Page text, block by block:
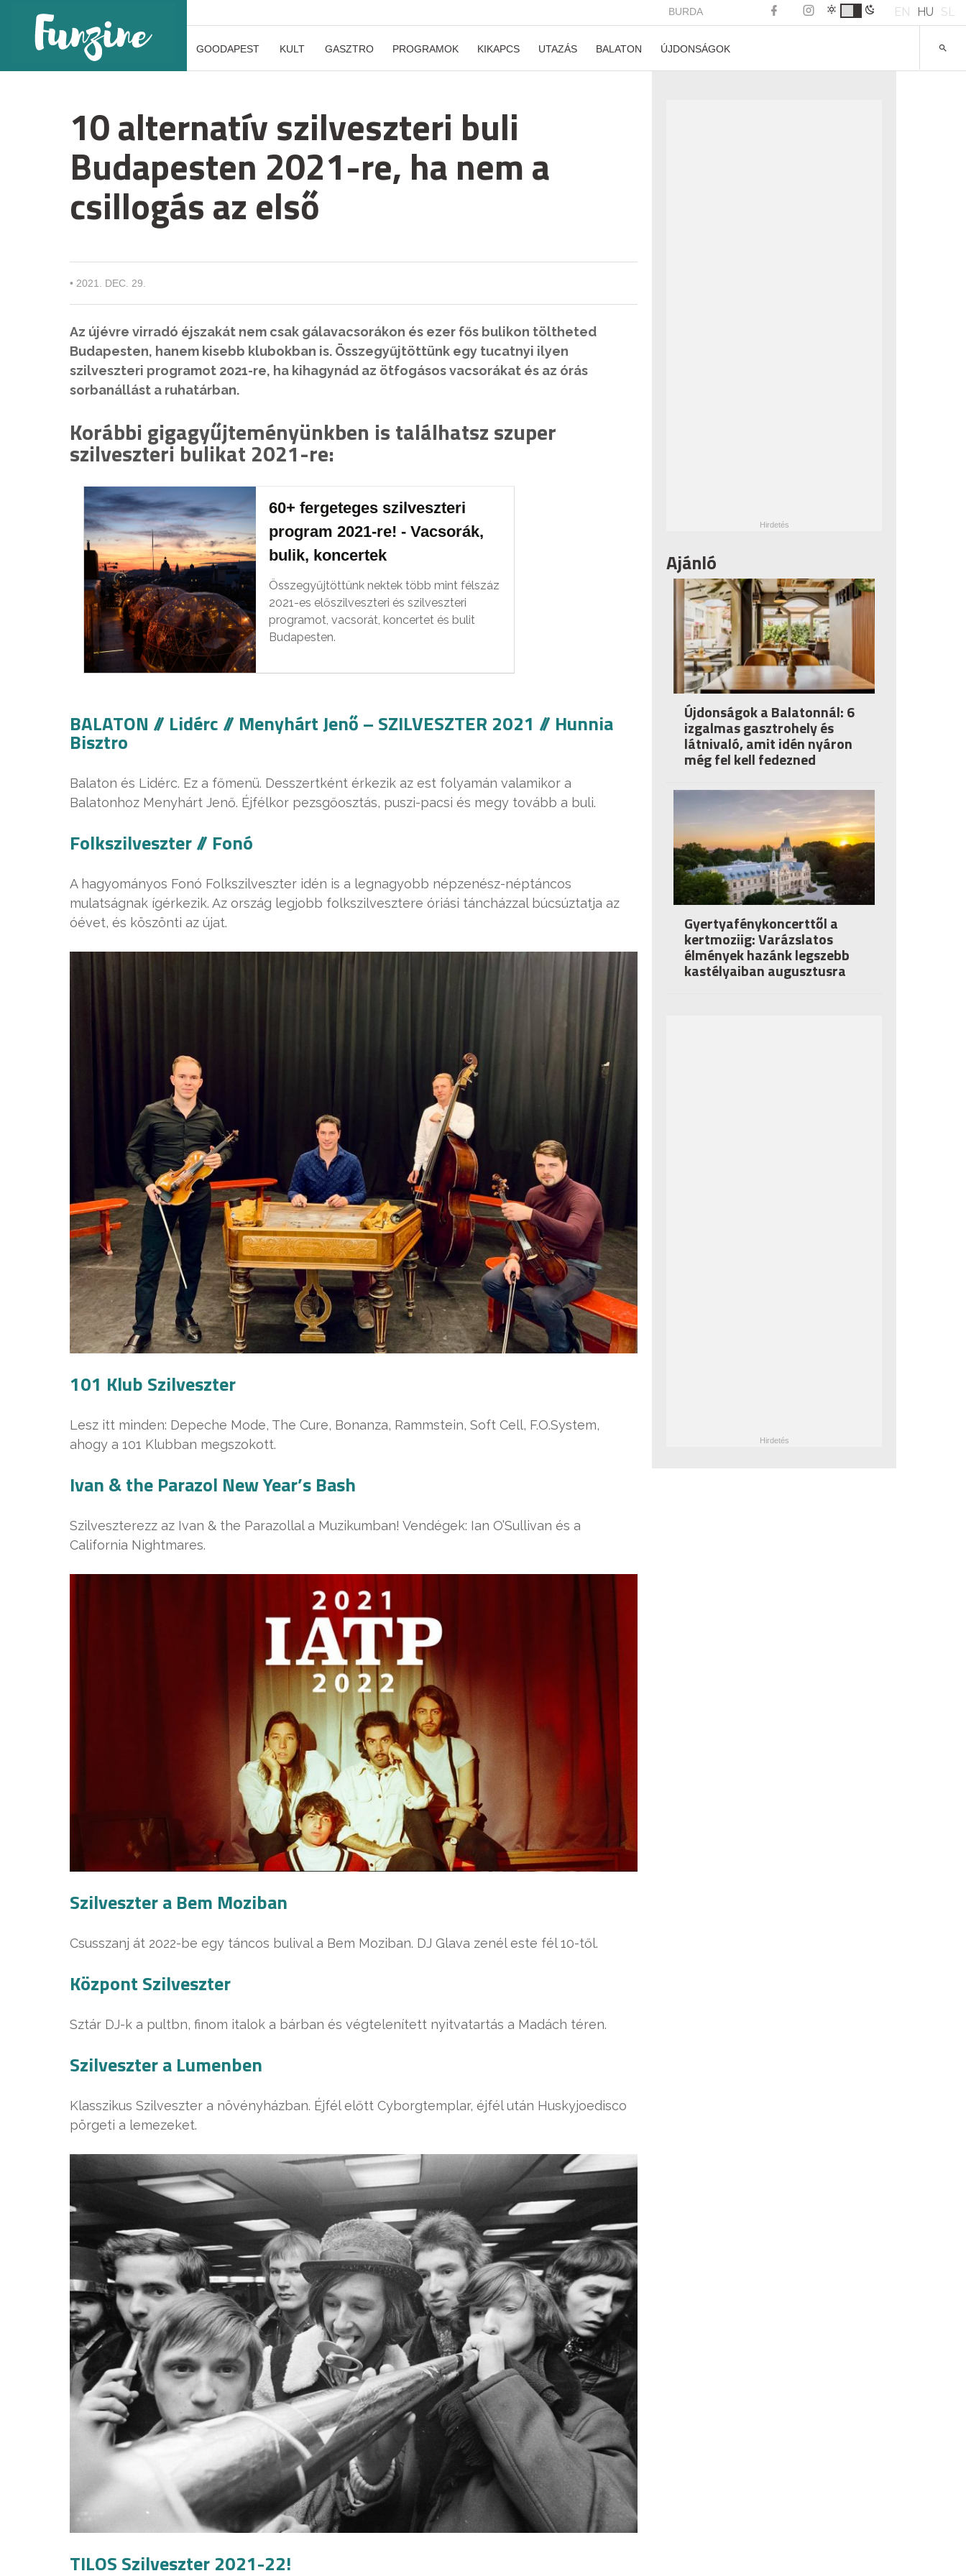
BURDA EN HU SL
GOODAPEST KULT GASZTRO PROGRAMOK KIKAPCS UTAZÁS BALATON ÚJDONSÁGOK
10 alternatív szilveszteri buli
Budapesten 2021-re, ha nem a
csillogás az első
• 2021. DEC. 29.
Az újévre virradó éjszakát nem csak gálavacsorákon és ezer fős bulikon töltheted
Budapesten, hanem kisebb klubokban is. Összegyűjtöttünk egy tucatnyi ilyen
szilveszteri programot 2021-re, ha kihagynád az ötfogásos vacsorákat és az órás
sorbanállást a ruhatárban.
Korábbi gigagyűjteményünkben is találhatsz szuper
szilveszteri bulikat 2021-re:
60+ fergeteges szilveszteri
program 2021-re! - Vacsorák,
bulik, koncertek
Összegyűjtöttünk nektek több mint félszáz
2021-es előszilveszteri és szilveszteri
programot, vacsorát, koncertet és bulit
Budapesten.
BALATON // Lidérc // Menyhárt Jenő – SZILVESZTER 2021 // Hunnia
Bisztro
Balaton és Lidérc. Ez a főmenü. Desszertként érkezik az est folyamán valamikor a
Balatonhoz Menyhárt Jenő. Éjfélkor pezsgőosztás, puszi-pacsi és megy tovább a buli.
Folkszilveszter // Fonó
A hagyományos Fonó Folkszilveszter idén is a legnagyobb népzenész-néptáncos
mulatságnak ígérkezik. Az ország legjobb folkszilvesztere óriási táncházzal búcsúztatja az
óévet, és köszönti az újat.
101 Klub Szilveszter
Lesz itt minden: Depeche Mode, The Cure, Bonanza, Rammstein, Soft Cell, F.O.System,
ahogy a 101 Klubban megszokott.
Ivan & the Parazol New Year’s Bash
Szilveszterezz az Ivan & the Parazollal a Muzikumban! Vendégek: Ian O’Sullivan és a
California Nightmares.
Szilveszter a Bem Moziban
Csusszanj át 2022-be egy táncos bulival a Bem Moziban. DJ Glava zenél este fél 10-től.
Központ Szilveszter
Sztár DJ-k a pultbn, finom italok a bárban és végtelenített nyitvatartás a Madách téren.
Szilveszter a Lumenben
Klasszikus Szilveszter a növényházban. Éjfél előtt Cyborgtemplar, éjfél után Huskyjoedisco
pörgeti a lemezeket.
TILOS Szilveszter 2021-22!
Ajánló
Újdonságok a Balatonnál: 6
izgalmas gasztrohely és
látnivaló, amit idén nyáron
még fel kell fedezned
Gyertyafénykoncerttől a
kertmoziig: Varázslatos
élmények hazánk legszebb
kastélyaiban augusztusra